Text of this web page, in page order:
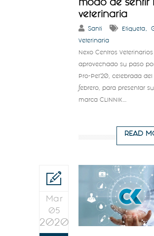
modo de sentir
veterinaria
Santi Etiqueta
Veterinaria
Nexo Centros
aprovechado su paso
Pro-Pet’20, celebrada del
febrero, para presentar
marca CLINNIK....
READ
Mar
05
2020